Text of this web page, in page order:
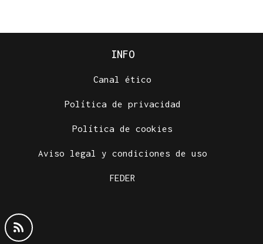
INFO
Canal ético
Política de privacidad
Política de cookies
Aviso legal y condiciones de uso
FEDER